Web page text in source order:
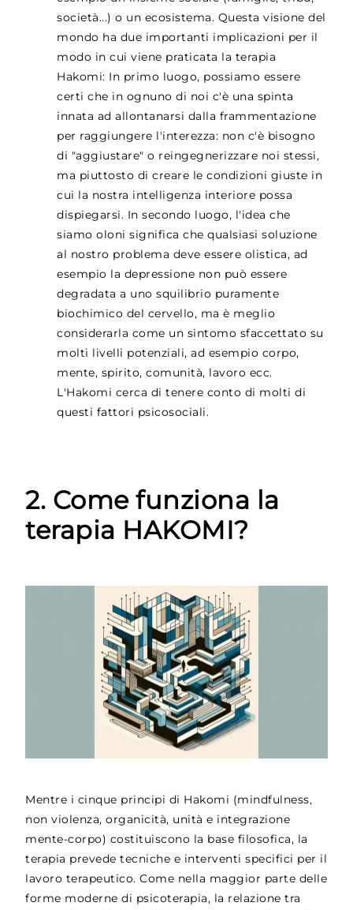
società...) o un ecosistema. Questa visione del
mondo ha due importanti implicazioni per il
modo in cui viene praticata la terapia
Hakomi: In primo luogo, possiamo essere
certi che in ognuno di noi c'è una spinta
innata ad allontanarsi dalla frammentazione
per raggiungere l'interezza: non c'è bisogno
di "aggiustare" o reingegnerizzare noi stessi,
ma piuttosto di creare le condizioni giuste in
cui la nostra intelligenza interiore possa
dispiegarsi. In secondo luogo, l'idea che
siamo oloni significa che qualsiasi soluzione
al nostro problema deve essere olistica, ad
esempio la depressione non può essere
degradata a uno squilibrio puramente
biochimico del cervello, ma è meglio
considerarla come un sintomo sfaccettato su
molti livelli potenziali, ad esempio corpo,
mente, spirito, comunità, lavoro ecc.
L'Hakomi cerca di tenere conto di molti di
questi fattori psicosociali.
2. Come funziona la
terapia HAKOMI?
Mentre i cinque principi di Hakomi (mindfulness,
non violenza, organicità, unità e integrazione
mente-corpo) costituiscono la base filosofica, la
terapia prevede tecniche e interventi specifici per il
lavoro terapeutico. Come nella maggior parte delle
forme moderne di psicoterapia, la relazione tra